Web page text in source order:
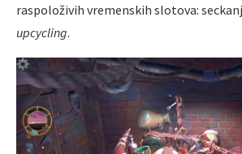
raspoloživih vremenskih slotova:
upcycling.